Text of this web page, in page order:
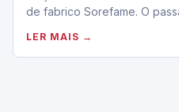
de fabrico Sorefame. O
LER MAIS →